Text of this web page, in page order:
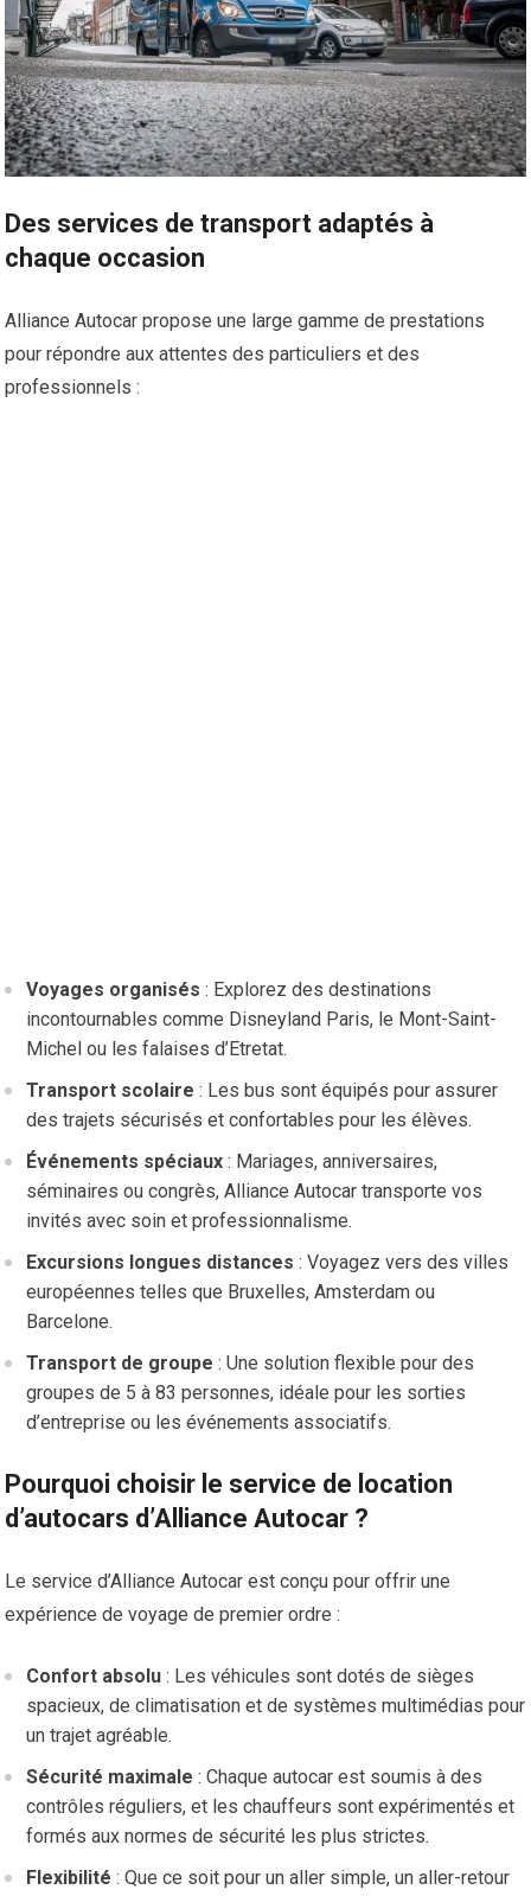
Des services de transport adaptés à
chaque occasion
Alliance Autocar propose une large gamme de prestations
pour répondre aux attentes des particuliers et des
professionnels :
Voyages organisés : Explorez des destinations
incontournables comme Disneyland Paris, le Mont-Saint-
Michel ou les falaises d’Etretat.
Transport scolaire : Les bus sont équipés pour assurer
des trajets sécurisés et confortables pour les élèves.
Événements spéciaux : Mariages, anniversaires,
séminaires ou congrès, Alliance Autocar transporte vos
invités avec soin et professionnalisme.
Excursions longues distances : Voyagez vers des villes
européennes telles que Bruxelles, Amsterdam ou
Barcelone.
Transport de groupe : Une solution flexible pour des
groupes de 5 à 83 personnes, idéale pour les sorties
d’entreprise ou les événements associatifs.
Pourquoi choisir le service de location
d’autocars d’Alliance Autocar ?
Le service d’Alliance Autocar est conçu pour offrir une
expérience de voyage de premier ordre :
Confort absolu : Les véhicules sont dotés de sièges
spacieux, de climatisation et de systèmes multimédias pour
un trajet agréable.
Sécurité maximale : Chaque autocar est soumis à des
contrôles réguliers, et les chauffeurs sont expérimentés et
formés aux normes de sécurité les plus strictes.
Flexibilité : Que ce soit pour un aller simple, un aller-retour